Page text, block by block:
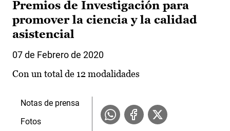
Premios de Investigación para
promover la ciencia y la calidad
asistencial
07 de Febrero de 2020
Con un total de 12 modalidades
Notas de prensa
Fotos